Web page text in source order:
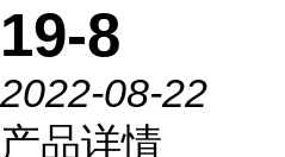
19-8
2022-08-22
产品详情